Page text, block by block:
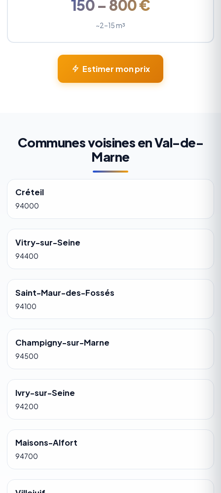
150 – 800 €
~2–15 m³
Estimer mon prix
Communes voisines en Val-de-
Marne
Créteil
94000
Vitry-sur-Seine
94400
Saint-Maur-des-Fossés
94100
Champigny-sur-Marne
94500
Ivry-sur-Seine
94200
Maisons-Alfort
94700